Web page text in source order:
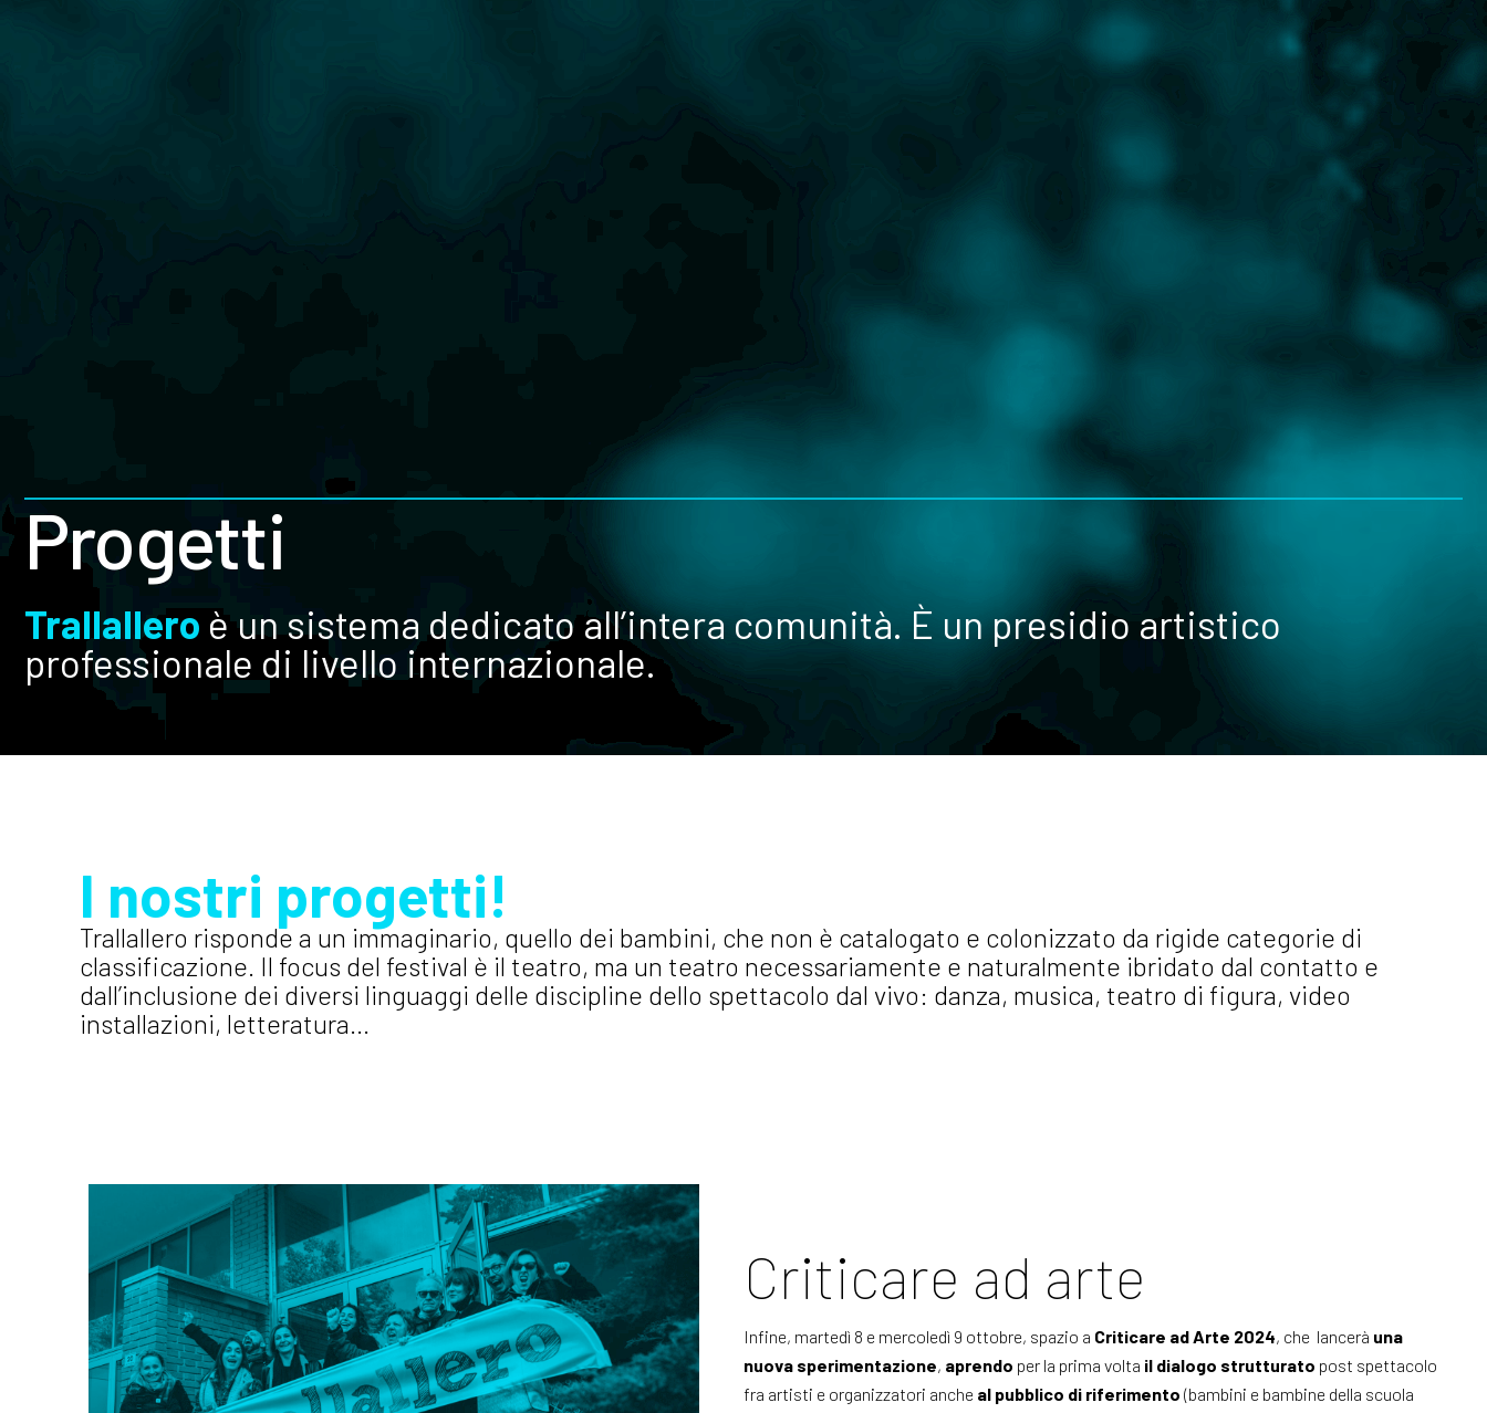
Progetti
Trallallero è un sistema dedicato all’intera comunità. È un presidio artistico
professionale di livello internazionale.
I nostri progetti!
Trallallero risponde a un immaginario, quello dei bambini, che non è catalogato e colonizzato da rigide categorie di
classificazione. Il focus del festival è il teatro, ma un teatro necessariamente e naturalmente ibridato dal contatto e
dall’inclusione dei diversi linguaggi delle discipline dello spettacolo dal vivo: danza, musica, teatro di figura, video
installazioni, letteratura…
Criticare ad arte
Infine, martedì 8 e mercoledì 9 ottobre, spazio a Criticare ad Arte 2024, che lancerà una
nuova sperimentazione, aprendo per la prima volta il dialogo strutturato post spettacolo
fra artisti e organizzatori anche al pubblico di riferimento (bambini e bambine della scuola